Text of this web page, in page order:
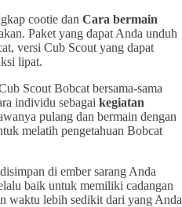
cootie dan Cara bermain
Paket yang dapat Anda unduh
versi Cub Scout yang dapat
lipat.
Scout Bobcat bersama-sama
individu sebagai kegiatan
pulang dan bermain dengan
melatih pengetahuan Bobcat
di ember sarang Anda
baik untuk memiliki cadangan
waktu lebih sedikit dari yang Anda